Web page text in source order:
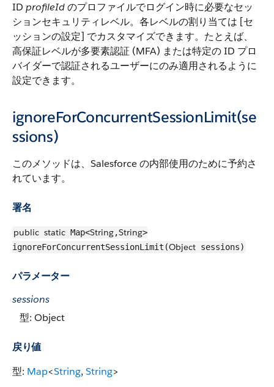
ID profileIdのプロファイルでログイン時に必要なセッ
ションセキュリティレベル。各レベルの割り当ては [セ
ッションの設定] でカスタマイズできます。たとえば、
高保証レベルが多要素認証 (MFA) または特定の ID プロ
バイダーで認証されるユーザーにのみ適用されるように
設定できます。
ignoreForConcurrentSessionLimit(se
ssions)
このメソッドは、Salesforce の内部使用のために予約さ
れています。
署名
public static Map<String,String>
ignoreForConcurrentSessionLimit(Object sessions)
パラメーター
sessions
型: Object
戻り値
型: Map<String, String>